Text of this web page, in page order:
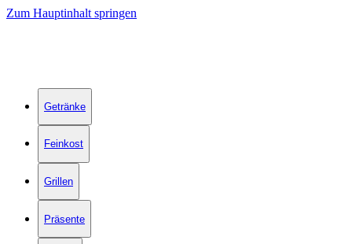
Zum Hauptinhalt springen
Getränke
Feinkost
Grillen
Präsente